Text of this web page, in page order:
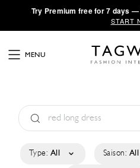
·Try Premium free for 7 days —
START
MENU
Type: All Saison: All